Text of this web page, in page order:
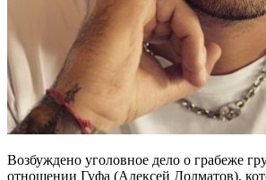
Возбуждено уголовное дело о грабеже
отношении Гуфа (Алексей Долматов),